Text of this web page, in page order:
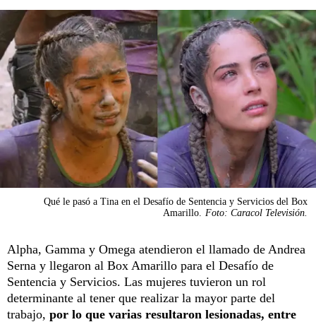
Qué le pasó a Tina en el Desafío de Sentencia y Servicios del Box
Amarillo.
Foto: Caracol Televisión.
Alpha, Gamma y Omega atendieron el llamado de Andrea
Serna y llegaron al Box Amarillo para el Desafío de
Sentencia y Servicios. Las mujeres tuvieron un rol
determinante al tener que realizar la mayor parte del
trabajo, por lo que varias resultaron lesionadas, entre